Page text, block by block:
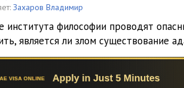
Захаров Владимир
института философии проводят
является ли злом существование